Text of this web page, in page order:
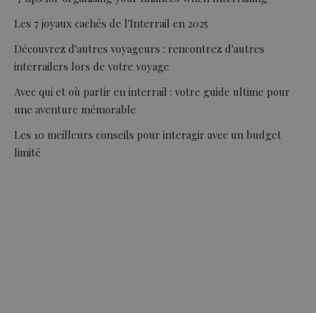
Les 7 joyaux cachés de l'Interrail en 2025
Découvrez d'autres voyageurs : rencontrez d'autres
interrailers lors de votre voyage
Avec qui et où partir en interrail : votre guide ultime pour
une aventure mémorable
Les 10 meilleurs conseils pour interagir avec un budget
limité